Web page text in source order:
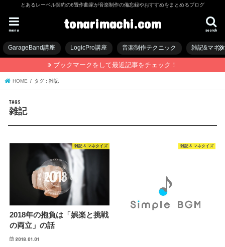
とあるレーベル契約の6畳作曲家が音楽制作の備忘録やおすすめをまとめるブログ
tonarimachi.com search
menu
GarageBand講座 LogicPro講座 音楽制作テクニック 雑記&マネ
ブックマークをして最近記事をチェック！
HOME タグ : 雑記
雑記
雑記 & マネタイズ
2018年の抱負は「娯楽と挑戦
の両立」の話
2018.01.01
雑記 & マネタイズ